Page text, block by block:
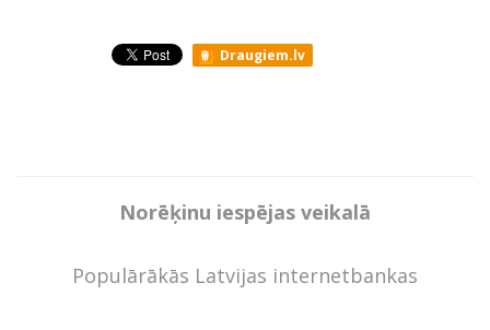
Draugiem.lv
Norēķinu iespējas veikalā
Populārākās Latvijas internetbankas